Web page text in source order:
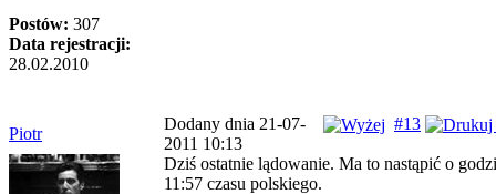
Postów: 307
Data rejestracji:
28.02.2010
Piotr
#13
Dodany dnia 21-07-
2011 10:13
Dziś ostatnie lądowanie. Ma to nastąpić o
11:57 czasu polskiego.